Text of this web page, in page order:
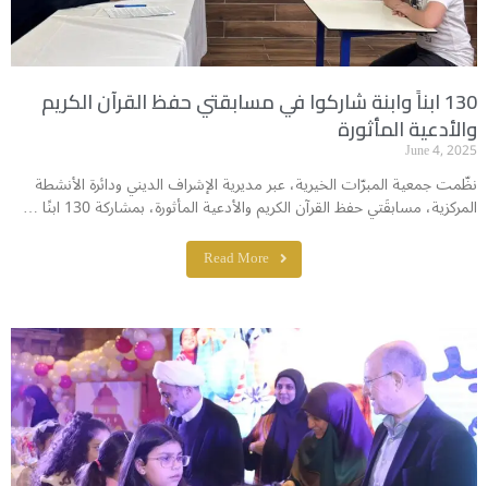
130 ابناً وابنة شاركوا في مسابقتي حفظ القرآن الكريم
والأدعية المأثورة
June 4, 2025
نظّمت جمعية المبرّات الخيرية، عبر مديرية الإشراف الديني ودائرة الأنشطة
المركزية، مسابقَتي حفظ القرآن الكريم والأدعية المأثورة، بمشاركة 130 ابنًا …
Read More